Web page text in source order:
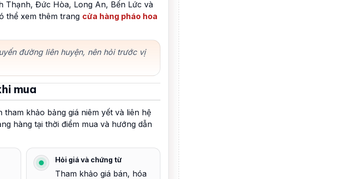
Thạnh, Đức Hòa, Long An, Bến Lức và
thể xem thêm trang cửa hàng pháo hoa
đường liên huyện, nên hỏi trước vị
mua
tham khảo bảng giá niêm yết và liên hệ
hàng tại thời điểm mua và hướng dẫn
Hỏi giá và chứng từ
Tham khảo giá bán, hóa